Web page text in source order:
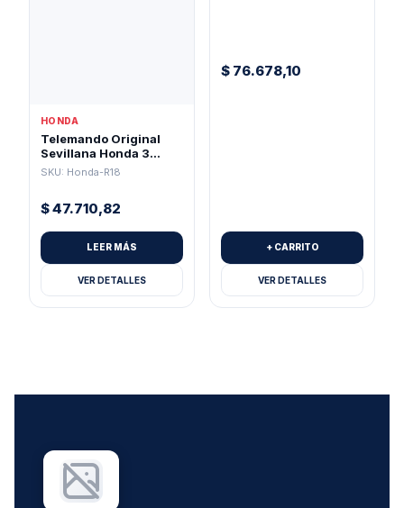
HONDA
Telemando Original
Sevillana Honda 3
Botones 433 mhz
SKU: Honda-R18
$47.710,82
LEER MÁS
VER DETALLES
$ 76.678,10
+ CARRITO
VER DETALLES